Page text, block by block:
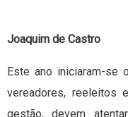
Joaquim de Castro
Este ano iniciaram-se
vereadores, reeleitos
gestão, devem